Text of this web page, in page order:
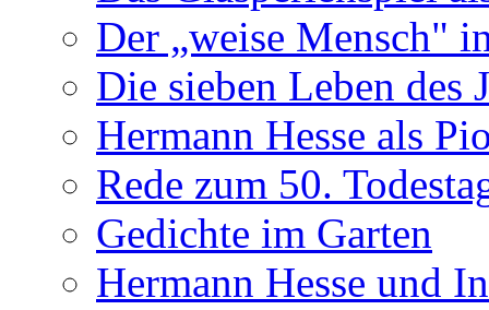
Der „weise Mensch"
Die sieben Leben des
Hermann Hesse als
Rede zum 50.
Gedichte im Garten
Hermann Hesse und